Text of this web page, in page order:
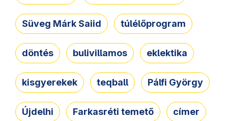
Süveg Márk Saiid túlélőprogram
döntés bulivillamos eklektika
kisgyerekek teqball Pálfi György
Újdelhi Farkasréti temető címer